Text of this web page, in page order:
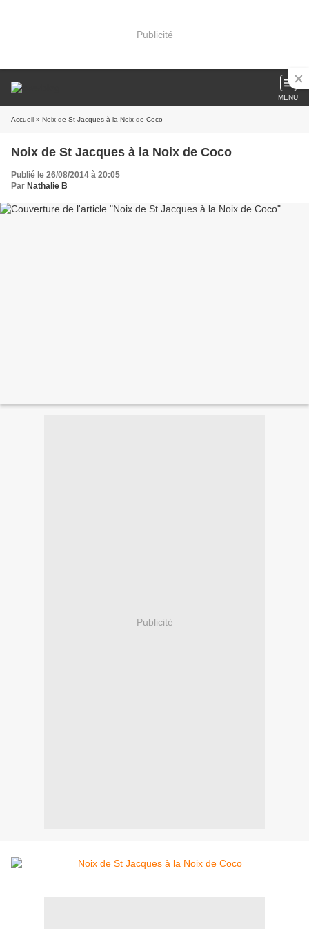
Publicité
MENU
Accueil » Noix de St Jacques à la Noix de Coco
Noix de St Jacques à la Noix de Coco
Publié le 26/08/2014 à 20:05
Par Nathalie B
Publicité